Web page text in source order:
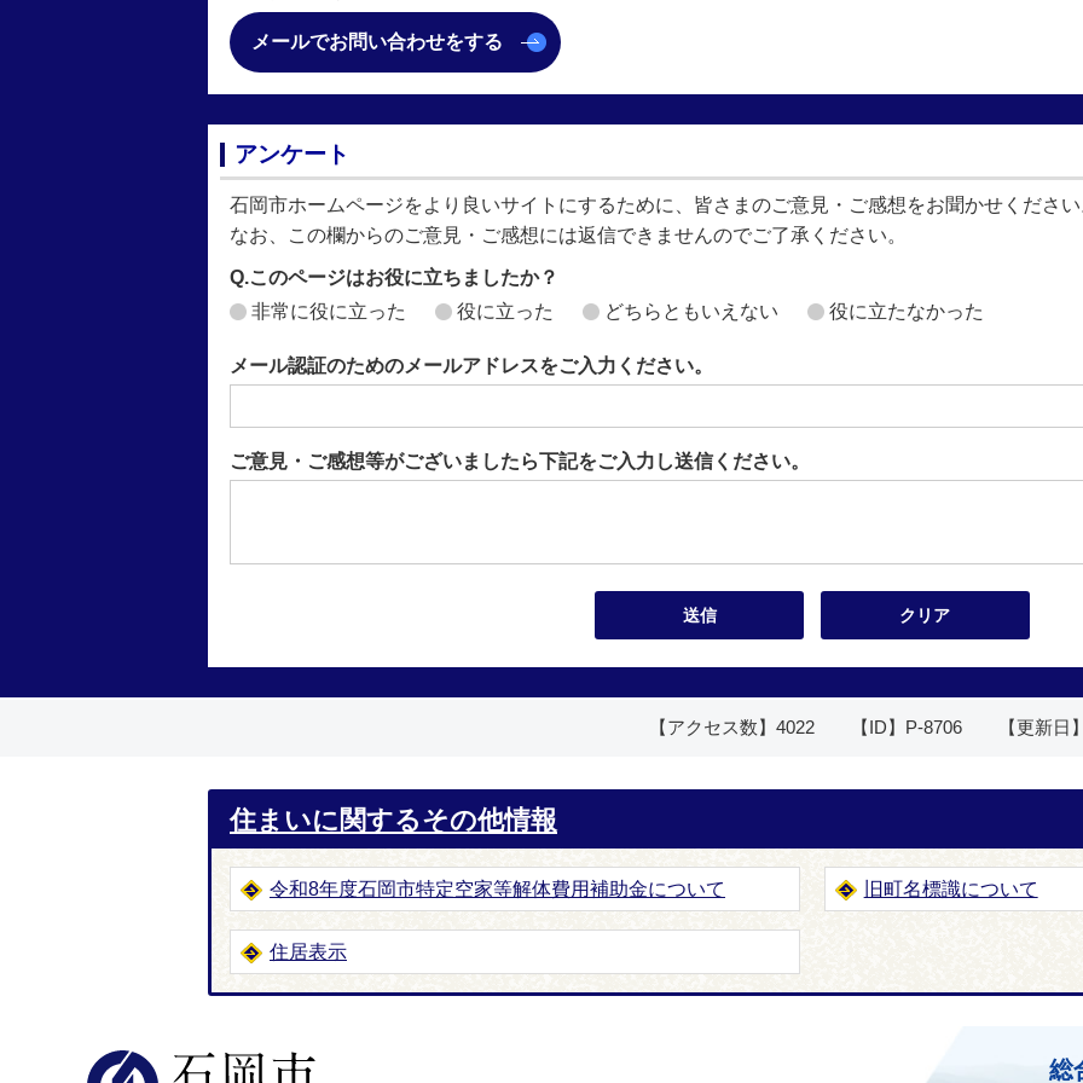
メールでお問い合わせをする
アンケート
石岡市ホームページをより良いサイトにするために、皆さまのご意見・ご感想をお聞かせくださ
なお、この欄からのご意見・ご感想には返信できませんのでご了承ください。
Q.このページはお役に立ちましたか？
非常に役に立った
役に立った どちらともいえない 役に立たなかった
メール認証のためのメールアドレスをご入力ください。
ご意見・ご感想等がございましたら下記をご入力し送信ください。
【アクセス数】 4022 【ID】 P-8706 【更新日
住まいに関するその他情報
令和8年度石岡市特定空家等解体費用補助金について 旧町名標識について
住居表示
総